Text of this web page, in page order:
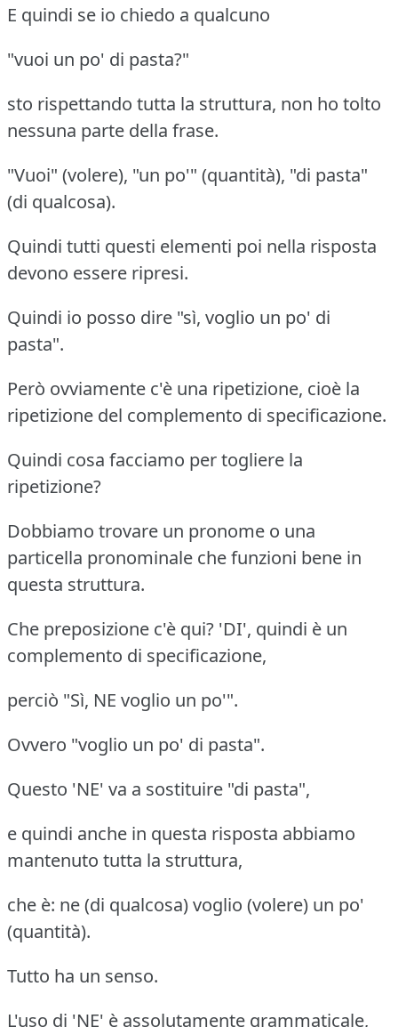
E quindi se io chiedo a qualcuno
"vuoi un po' di pasta?"
sto rispettando tutta la struttura, non ho tolto
nessuna parte della frase.
"Vuoi" (volere), "un po'" (quantità), "di pasta"
(di qualcosa).
Quindi tutti questi elementi poi nella risposta
devono essere ripresi.
Quindi io posso dire "sì, voglio un po' di
pasta".
Però ovviamente c'è una ripetizione, cioè la
ripetizione del complemento di specificazione.
Quindi cosa facciamo per togliere la
ripetizione?
Dobbiamo trovare un pronome o una
particella pronominale che funzioni bene in
questa struttura.
Che preposizione c'è qui? 'DI', quindi è un
complemento di specificazione,
perciò "Sì, NE voglio un po'".
Ovvero "voglio un po' di pasta".
Questo 'NE' va a sostituire "di pasta",
e quindi anche in questa risposta abbiamo
mantenuto tutta la struttura,
che è: ne (di qualcosa) voglio (volere) un po'
(quantità).
Tutto ha un senso.
L'uso di 'NE' è assolutamente grammaticale,